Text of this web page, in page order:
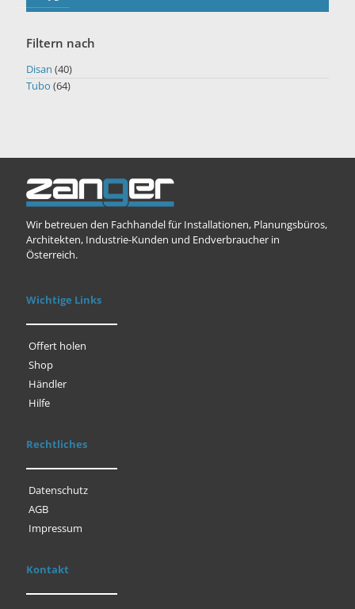
Filtern nach
Disan (40)
Tubo (64)
Wir betreuen den Fachhandel für Installationen, Planungsbüros,
Architekten, Industrie-Kunden und Endverbraucher in
Österreich.
Wichtige Links
Offert holen
Shop
Händler
Hilfe
Rechtliches
Datenschutz
AGB
Impressum
Kontakt